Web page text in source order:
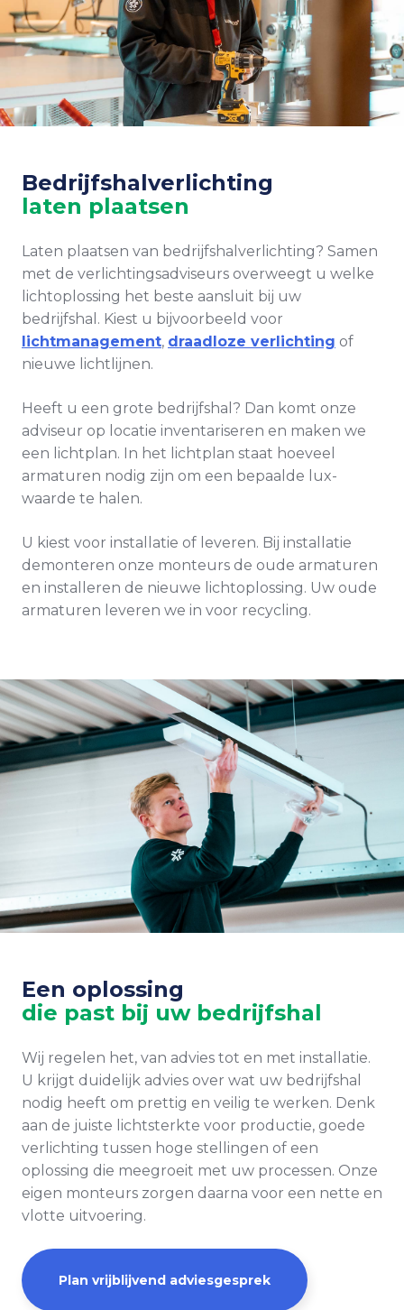
Bedrijfshalverlichting
laten plaatsen
Laten plaatsen van bedrijfshalverlichting? Samen
met de verlichtingsadviseurs overweegt u welke
lichtoplossing het beste aansluit bij uw
bedrijfshal. Kiest u bijvoorbeeld voor
lichtmanagement, draadloze verlichting of
nieuwe lichtlijnen.
Heeft u een grote bedrijfshal? Dan komt onze
adviseur op locatie inventariseren en maken we
een lichtplan. In het lichtplan staat hoeveel
armaturen nodig zijn om een bepaalde lux-
waarde te halen.
U kiest voor installatie of leveren. Bij installatie
demonteren onze monteurs de oude armaturen
en installeren de nieuwe lichtoplossing. Uw oude
armaturen leveren we in voor recycling.
Een oplossing
die past bij uw bedrijfshal
Wij regelen het, van advies tot en met installatie.
U krijgt duidelijk advies over wat uw bedrijfshal
nodig heeft om prettig en veilig te werken. Denk
aan de juiste lichtsterkte voor productie, goede
verlichting tussen hoge stellingen of een
oplossing die meegroeit met uw processen. Onze
eigen monteurs zorgen daarna voor een nette en
vlotte uitvoering.
Plan vrijblijvend adviesgesprek